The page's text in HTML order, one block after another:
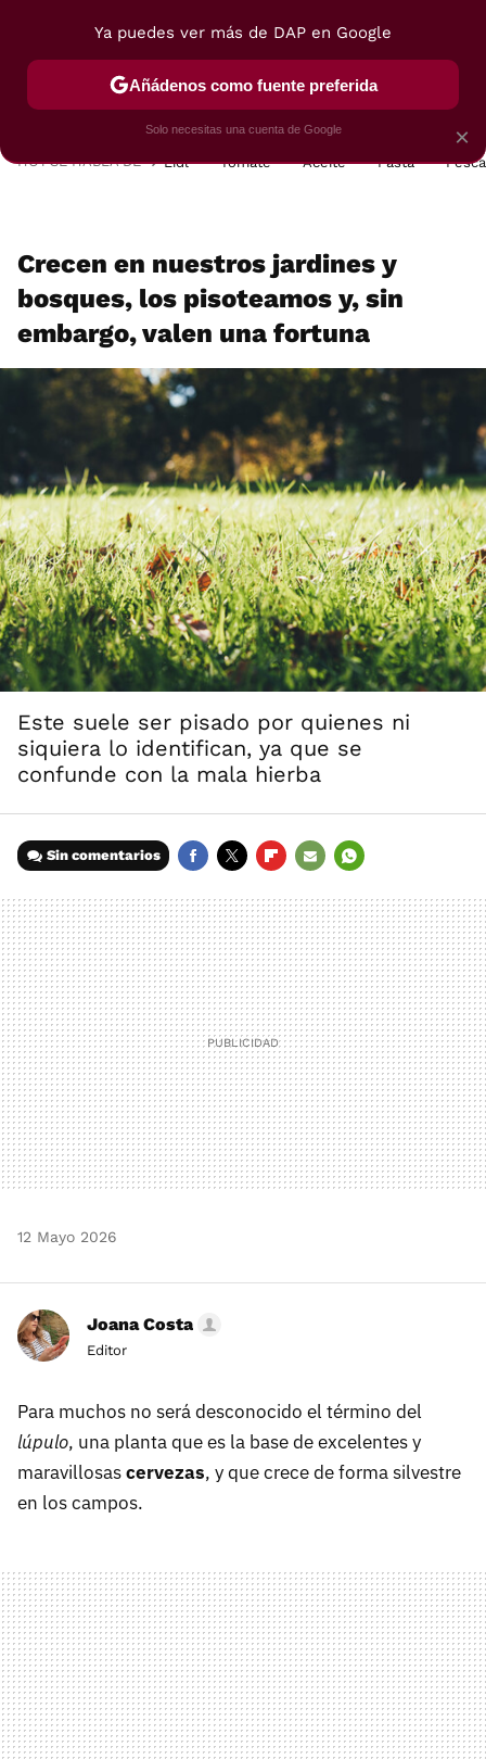
POSTRES VIAJES SELECCIÓN VEGUI
HOY SE HABLA DE Lidl Tomate Aceite Pasta
Crecen en nuestros jardines y
bosques, los pisoteamos y, sin
embargo, valen una fortuna
Este suele ser pisado por quienes ni
siquiera lo identifican, ya que se
confunde con la mala hierba
Sin comentarios
MAIL
12 Mayo 2026
Joana Costa
Editor
Para muchos no será desconocido el término del
lúpulo, una planta que es la base de excelentes y
maravillosascervezas, y que crece de forma silvestre
en los campos.
×
Ya puedes ver más de DAP en Google
Añádenos como fuente preferida
Solo necesitas una cuenta de Google